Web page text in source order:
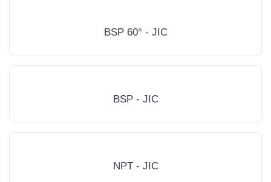
BSP 60° - JIC
BSP - JIC
NPT - JIC